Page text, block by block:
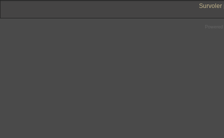
Survoler